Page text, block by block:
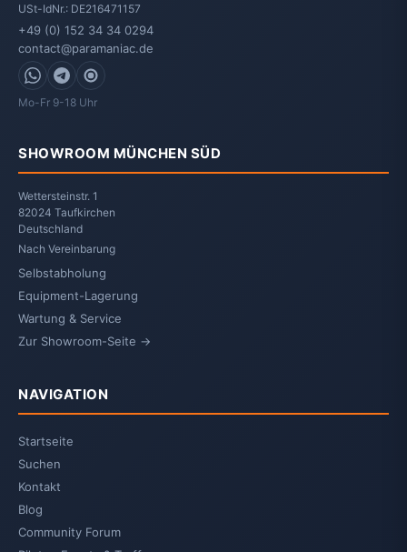
USt-IdNr.: DE216471157
+49 (0) 152 34 34 0294
contact@paramaniac.de
WhatsApp
Telegram
Signal
Mo-Fr 9-18 Uhr
SHOWROOM MÜNCHEN SÜD
Wettersteinstr. 1
82024 Taufkirchen
Deutschland
Nach Vereinbarung
Selbstabholung
Equipment-Lagerung
Wartung & Service
Zur Showroom-Seite →
NAVIGATION
Startseite
Suchen
Kontakt
Blog
Community Forum